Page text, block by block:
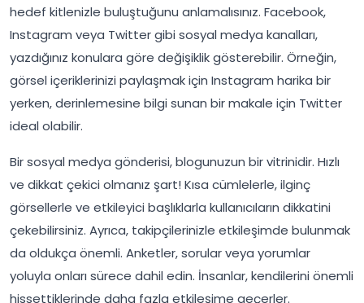
hedef kitlenizle buluştuğunu anlamalısınız. Facebook,
Instagram veya Twitter gibi sosyal medya kanalları,
yazdığınız konulara göre değişiklik gösterebilir. Örneğin,
görsel içeriklerinizi paylaşmak için Instagram harika bir
yerken, derinlemesine bilgi sunan bir makale için Twitter
ideal olabilir.
Bir sosyal medya gönderisi, blogunuzun bir vitrinidir. Hızlı
ve dikkat çekici olmanız şart! Kısa cümlelerle, ilginç
görsellerle ve etkileyici başlıklarla kullanıcıların dikkatini
çekebilirsiniz. Ayrıca, takipçilerinizle etkileşimde bulunmak
da oldukça önemli. Anketler, sorular veya yorumlar
yoluyla onları sürece dahil edin. İnsanlar, kendilerini önemli
hissettiklerinde daha fazla etkileşime geçerler.